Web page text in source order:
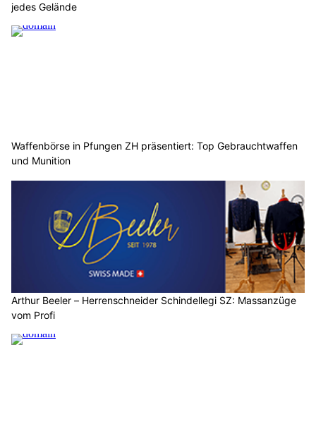
jedes Gelände
Waffenbörse in Pfungen ZH präsentiert: Top Gebrauchtwaffen
und Munition
Arthur Beeler – Herrenschneider Schindellegi SZ: Massanzüge
vom Profi